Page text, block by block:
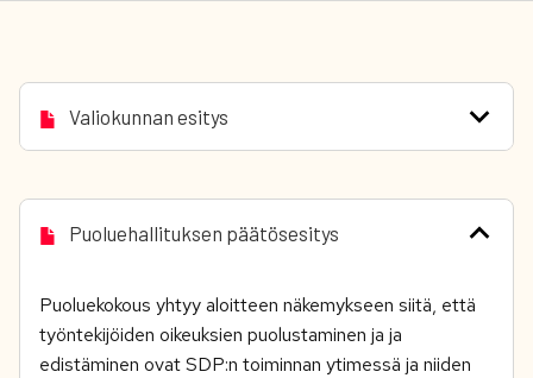
Valiokunnan esitys
Puoluehallituksen päätösesitys
Puoluekokous yhtyy aloitteen näkemykseen siitä, että
työntekijöiden oikeuksien puolustaminen ja ja
edistäminen ovat SDP:n toiminnan ytimessä ja niiden